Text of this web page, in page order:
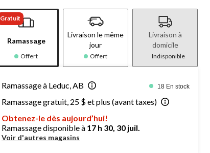
Gratuit
Ramassage
Offert
Livraison le même
jour
Offert
Livraison à
domicile
Indisponible
Ramassage à Leduc, AB 18 En stock
Ramassage gratuit, 25 $ et plus (avant taxes)
Obtenez-le dès aujourd’hui!
Ramassage disponible à 17 h 30, 30 juil.
Voir d'autres magasins